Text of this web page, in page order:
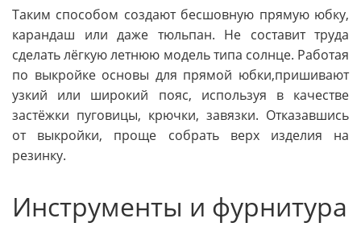
Таким способом создают бесшовную прямую юбку,
карандаш или даже тюльпан. Не составит труда
сделать лёгкую летнюю модель типа солнце. Работая
по выкройке основы для прямой юбки,пришивают
узкий или широкий пояс, используя в качестве
застёжки пуговицы, крючки, завязки. Отказавшись
от выкройки, проще собрать верх изделия на
резинку.
Инструменты и фурнитура